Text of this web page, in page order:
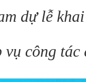
dự lễ
vụ công